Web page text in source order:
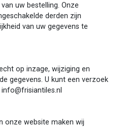
uw bestelling. Onze
derden zijn
van uw gegevens te
op inzage, wijziging en
gegevens. U kunt een verzoek
info@frisiantiles.nl
onze website maken wij